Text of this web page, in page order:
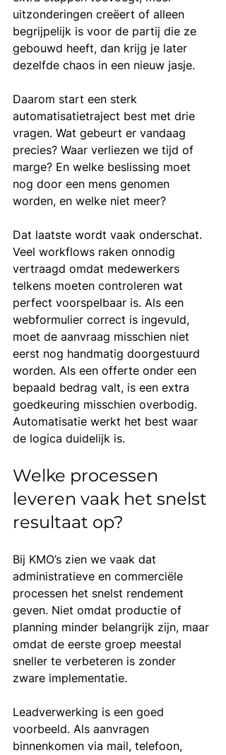
uitzonderingen creëert of alleen
begrijpelijk is voor de partij die ze
gebouwd heeft, dan krijg je later
dezelfde chaos in een nieuw jasje.
Daarom start een sterk
automatisatietraject best met drie
vragen. Wat gebeurt er vandaag
precies? Waar verliezen we tijd of
marge? En welke beslissing moet
nog door een mens genomen
worden, en welke niet meer?
Dat laatste wordt vaak onderschat.
Veel workflows raken onnodig
vertraagd omdat medewerkers
telkens moeten controleren wat
perfect voorspelbaar is. Als een
webformulier correct is ingevuld,
moet de aanvraag misschien niet
eerst nog handmatig doorgestuurd
worden. Als een offerte onder een
bepaald bedrag valt, is een extra
goedkeuring misschien overbodig.
Automatisatie werkt het best waar
de logica duidelijk is.
Welke processen
leveren vaak het snelst
resultaat op?
Bij KMO’s zien we vaak dat
administratieve en commerciële
processen het snelst rendement
geven. Niet omdat productie of
planning minder belangrijk zijn, maar
omdat de eerste groep meestal
sneller te verbeteren is zonder
zware implementatie.
Leadverwerking is een goed
voorbeeld. Als aanvragen
binnenkomen via mail, telefoon,